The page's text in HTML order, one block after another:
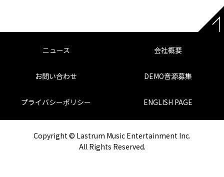
ニュース 会社概要
お問い合わせ DEMO音源募集
プライバシーポリシー ENGLISH PAGE
Copyright © Lastrum Music Entertainment Inc.
All Rights Reserved.